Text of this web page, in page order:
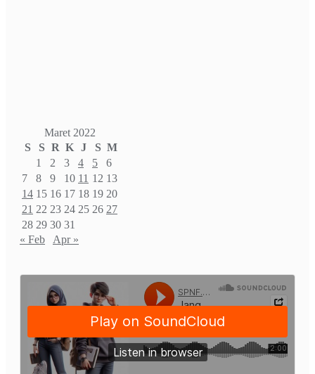
Maret 2022
S
S R K J S M
1
2 3 4 5
6
7
8 9 10 11 12 13
14 15 16 17 18 19 20
21 22 23 24 25 26 27
28 29 30 31
« Feb
Apr »